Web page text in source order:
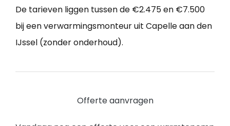
De tarieven liggen tussen de €2.475 en €7.500
bij een verwarmingsmonteur uit Capelle aan den
IJssel (zonder onderhoud).
Offerte aanvragen